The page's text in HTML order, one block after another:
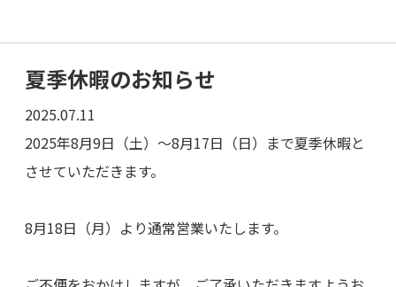
夏季休暇のお知らせ
2025.07.11
2025年8月9日（土）～8月17日（日）まで夏季休暇と
させていただきます。
8月18日（月）より通常営業いたします。